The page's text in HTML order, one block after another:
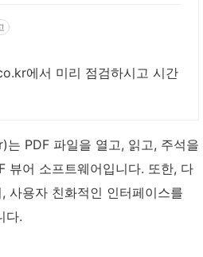
에서 미리 점검하시고 시간
는 PDF 파일을 열고, 읽고, 주석을
뷰어 소프트웨어입니다. 또한, 다
사용자 친화적인 인터페이스를
다.